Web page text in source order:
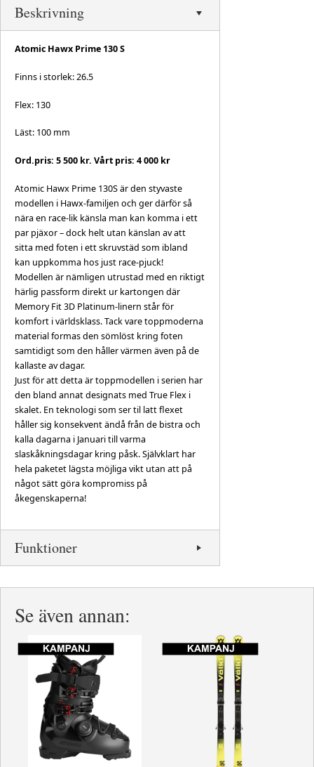
Beskrivning
Atomic Hawx Prime 130 S
Finns i storlek: 26.5
Flex: 130
Läst: 100 mm
Ord.pris: 5 500 kr. Vårt pris: 4 000 kr
Atomic Hawx Prime 130S är den styvaste
modellen i Hawx-familjen och ger därför så
nära en race-lik känsla man kan komma i ett
par pjäxor – dock helt utan känslan av att
sitta med foten i ett skruvstäd som ibland
kan uppkomma hos just race-pjuck!
Modellen är nämligen utrustad med en riktigt
härlig passform direkt ur kartongen där
Memory Fit 3D Platinum-linern står för
komfort i världsklass. Tack vare toppmoderna
material formas den sömlöst kring foten
samtidigt som den håller värmen även på de
kallaste av dagar.
Just för att detta är toppmodellen i serien har
den bland annat designats med True Flex i
skalet. En teknologi som ser til latt flexet
håller sig konsekvent ändå från de bistra och
kalla dagarna i Januari till varma
slaskåkningsdagar kring påsk. Självklart har
hela paketet lägsta möjliga vikt utan att på
något sätt göra kompromiss på
åkegenskaperna!
Funktioner
Se även annan: